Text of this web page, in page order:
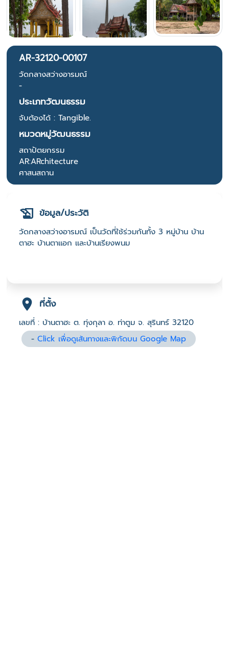
AR-32120-00107
วัดกลางสว่างอารมณ์
-
ประเภทวัฒนธรรม
จับต้องได้ : Tangible.
หมวดหมู่วัฒนธรรม
สถาปัตยกรรม
AR:ARchitecture
ศาสนสถาน
ข้อมูล/ประวัติ
วัดกลางสว่างอารมณ์ เป็นวัดที่ใช้ร่วมกันทั้ง 3 หมู่บ้าน บ้าน
ตาฮะ บ้านตาเเอก เเละบ้านเรียงพนม
ที่ตั้ง
เลขที่ : บ้านตาฮะ ต. ทุ่งกุลา อ. ท่าตูม จ. สุรินทร์ 32120
-Click เพื่อดูเส้นทางและพิกัดบน Google Map